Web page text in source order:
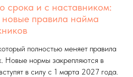
срока и с наставником:
новые правила найма
полностью меняет правила
Новые нормы закрепляются в
в силу с 1 марта 2027 года.